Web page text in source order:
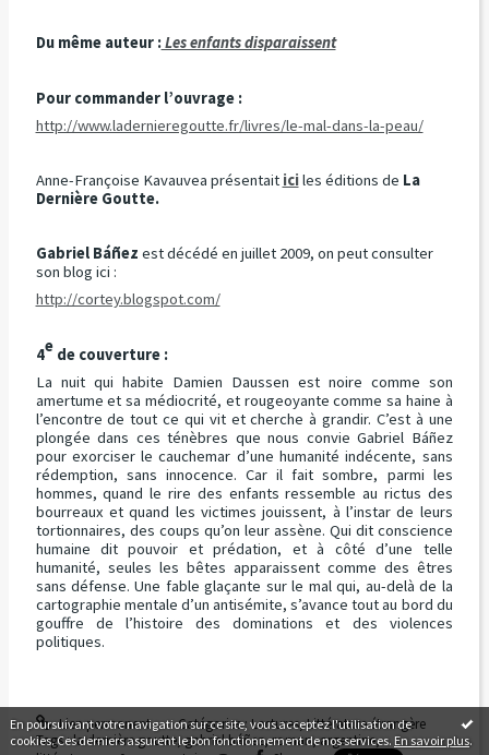
En poursuivant votre navigation sur ce site, vous acceptez l'utilisation de
cookies. Ces derniers assurent le bon fonctionnement de nos services. En savoir plus.
Du même auteur :Les enfants disparaissent
Pour commander l’ouvrage :
http://www.ladernieregoutte.fr/livres/le-mal-dans-la-peau/
Anne-Françoise Kavauvea présentait iciles éditions de La
Dernière Goutte.
Gabriel Báñez est décédé en juillet 2009, on peut consulter
son blog ici :
http://cortey.blogspot.com/
4ede couverture :
La nuit qui habite Damien Daussen est noire comme son
amertume et sa médiocrité, et rougeoyante comme sa haine à
l’encontre de tout ce qui vit et cherche à grandir. C’est à une
plongée dans ces ténèbres que nous convie Gabriel Báñez
pour exorciser le cauchemar d’une humanité indécente, sans
rédemption, sans innocence. Car il fait sombre, parmi les
hommes, quand le rire des enfants ressemble au rictus des
bourreaux et quand les victimes jouissent, à l’instar de leurs
tortionnaires, des coups qu’on leur assène. Qui dit conscience
humaine dit pouvoir et prédation, et à côté d’une telle
humanité, seules les bêtes apparaissent comme des êtres
sans défense. Une fable glaçante sur le mal qui, au-delà de la
cartographie mentale d’un antisémite, s’avance tout au bord du
gouffre de l’histoire des dominations et des violences
politiques.
Lien permanent Catégories :Lectures,Littérature étrangère
Tags :la dernière goutte,gabriel báñez,roman,argentine,